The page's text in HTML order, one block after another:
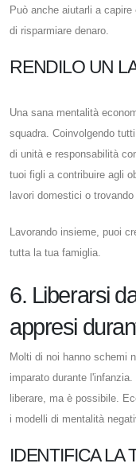
Può anche aiutarli a
di risparmiare denaro.
RENDILO UN
Una sana mentalità
squadra. Coinvolgendo
di unità e responsabilità
tuoi figli a contribuire agli
lavori domestici o
Lavorando insieme, puoi
tutta la tua famiglia.
6. Liberarsi
appresi
Molti di noi hanno schemi
imparato durante
liberare, ma è possibile.
i modelli di mentalità
IDENTIFICA LA